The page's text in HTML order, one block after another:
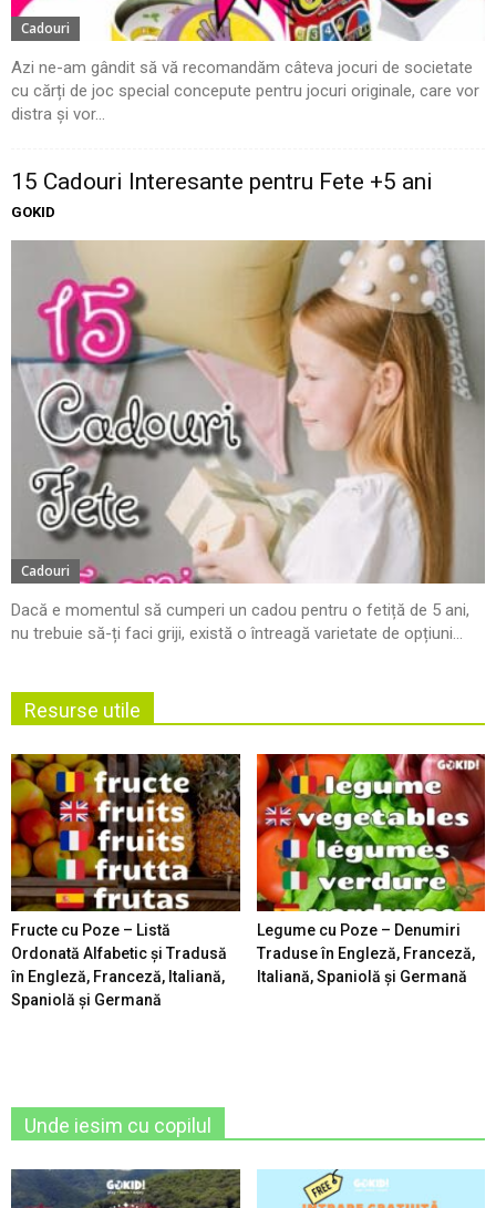
Cadouri
Azi ne-am gândit să vă recomandăm câteva jocuri de societate
cu cărți de joc special concepute pentru jocuri originale, care vor
distra și vor...
15 Cadouri Interesante pentru Fete +5 ani
GOKID
Cadouri
Dacă e momentul să cumperi un cadou pentru o fetiță de 5 ani,
nu trebuie să-ți faci griji, există o întreagă varietate de opțiuni...
Resurse utile
Fructe cu Poze – Listă
Ordonată Alfabetic şi Tradusă
în Engleză, Franceză, Italiană,
Spaniolă şi Germană
Legume cu Poze – Denumiri
Traduse în Engleză, Franceză,
Italiană, Spaniolă şi Germană
Unde iesim cu copilul